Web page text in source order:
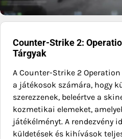
Counter-Strike 2:
Tárgyak
A Counter-Strike 2
a játékosok számára, hogy
szerezzenek, beleértve a
kozmetikai elemeket,
játékélményt. A rendezvény
küldetések és kihívások